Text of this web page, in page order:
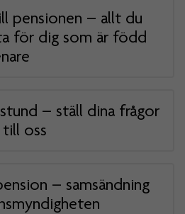
pensionen – allt du
för dig som är född
– ställ dina frågor
oss
– samsändning